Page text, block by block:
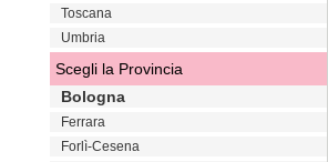
Toscana
Umbria
Scegli la Provincia
Bologna
Ferrara
Forlì-Cesena